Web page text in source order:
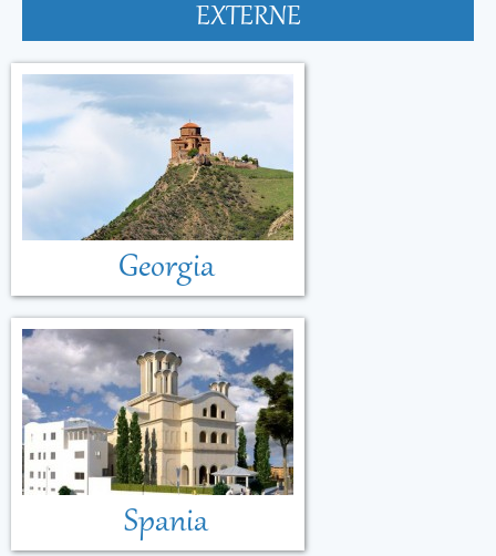
EXTERNE
Georgia
Spania